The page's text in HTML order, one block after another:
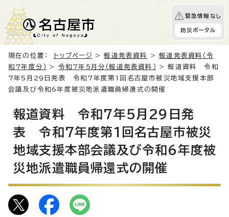
緊急情報なし
防災ポータル
現在の位置： トップページ >報道発表資料 >報道発表資料（令
和7年度分）
> 令和7年5月分（報道発表資料）
> 報道資料 令和
7年5月29日発表 令和7年度第1回名古屋市被災地域支援本部
会議及び令和6年度被災地派遣職員帰還式の開催
報道資料 令和7年5月29日発
表 令和7年度第1回名古屋市被災
地域支援本部会議及び令和6年度被
災地派遣職員帰還式の開催